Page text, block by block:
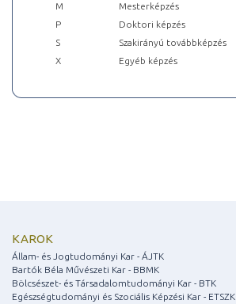
M
Mesterképzés
P
Doktori képzés
S
Szakirányú továbbképzés
X
Egyéb képzés
KAROK
Állam- és Jogtudományi Kar - ÁJTK
Bartók Béla Művészeti Kar - BBMK
Bölcsészet- és Társadalomtudományi Kar - BTK
Egészségtudományi és Szociális Képzési Kar - ETSZK